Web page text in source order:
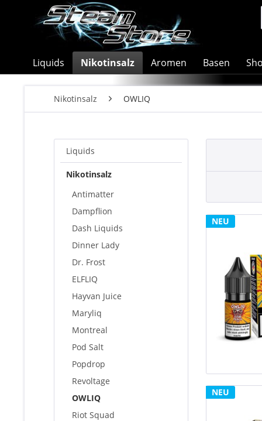
Liquids Nikotinsalz Aromen Basen
Nikotinsalz OWLIQ
Liquids
Nikotinsalz
Antimatter
Dampflion
Dash Liquids
Dinner Lady
Dr. Frost
ELFLIQ
Hayvan Juice
Maryliq
Montreal
Pod Salt
Popdrop
Revoltage
OWLIQ
Riot Squad
NEU
NEU